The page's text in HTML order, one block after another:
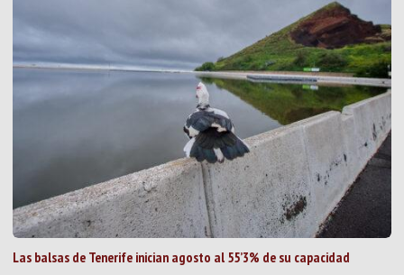
Las balsas de Tenerife inician agosto al 55’3% de su capacidad